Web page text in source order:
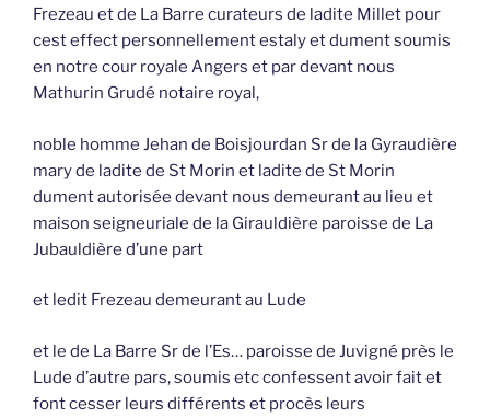
Frezeau et de La Barre curateurs de ladite Millet pour
cest effect personnellement estaly et dument soumis
en notre cour royale Angers et par devant nous
Mathurin Grudé notaire royal,
noble homme Jehan de Boisjourdan Sr de la Gyraudière
mary de ladite de St Morin et ladite de St Morin
dument autorisée devant nous demeurant au lieu et
maison seigneuriale de la Girauldière paroisse de La
Jubauldière d’une part
et ledit Frezeau demeurant au Lude
et le de La Barre Sr de l’Es… paroisse de Juvigné près le
Lude d’autre pars, soumis etc confessent avoir fait et
font cesser leurs différents et procès leurs